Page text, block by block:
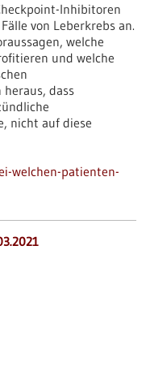
Inhibitoren
von Leberkrebs an.
welche
und welche
dass
nicht auf diese
welchen-patienten-